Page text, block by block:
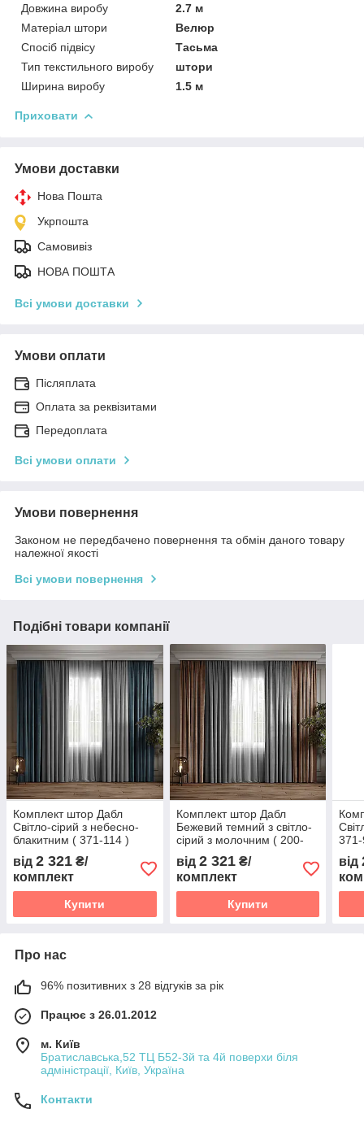
Довжина виробу
2.7 м
Матеріал штори
Велюр
Спосіб підвісу
Тасьма
Тип текстильного виробу
штори
Ширина виробу
1.5 м
Приховати
Умови доставки
Нова Пошта
Укрпошта
Самовивіз
НОВА ПОШТА
Всі умови доставки
Умови оплати
Післяплата
Оплата за реквізитами
Передоплата
Всі умови оплати
Умови повернення
Законом не передбачено повернення та обмін даного товару
належної якості
Всі умови повернення
Подібні товари компанії
Комплект штор Дабл
Світло-сірий з небесно-
блакитним ( 371-114 )
від 2 321 ₴/
комплект
Купити
Комплект штор Дабл
Бежевий темний з світло-
сірий з молочним ( 200-
371 )
від 2 321₴/
комплект
Купити
від
Про нас
96% позитивних з 28 відгуків за рік
Працює з 26.01.2012
м. Київ
Братиславська,52 ТЦ Б52-3й та 4й поверхи біля
адміністрації, Київ, Україна
Контакти